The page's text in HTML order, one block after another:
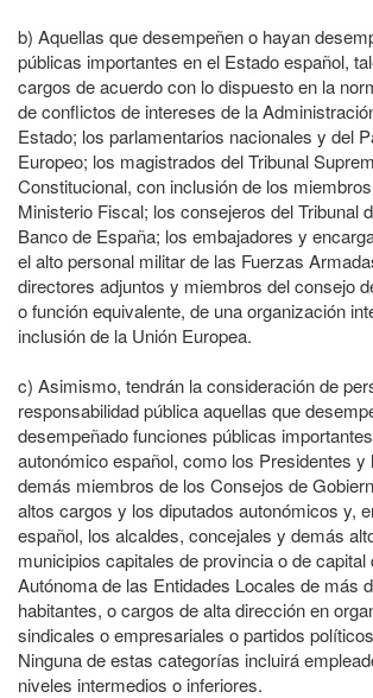
b) Aquellas que desempeñen o hayan
públicas importantes en el Estado español,
cargos de acuerdo con lo dispuesto en la
de conflictos de intereses de la
Estado; los parlamentarios nacionales y del
Europeo; los magistrados del Tribunal
Constitucional, con inclusión de los
Ministerio Fiscal; los consejeros del Tribunal
Banco de España; los embajadores y
el alto personal militar de las Fuerzas
directores adjuntos y miembros del consejo
o función equivalente, de una organización
inclusión de la Unión Europea.
c) Asimismo, tendrán la consideración de
responsabilidad pública aquellas que
desempeñado funciones públicas
autonómico español, como los Presidentes y
demás miembros de los Consejos de
altos cargos y los diputados autonómicos y,
español, los alcaldes, concejales y demás
municipios capitales de provincia o de capital
Autónoma de las Entidades Locales de más
habitantes, o cargos de alta dirección en
sindicales o empresariales o partidos
Ninguna de estas categorías incluirá
niveles intermedios o inferiores.